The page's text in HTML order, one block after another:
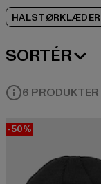
SORTÉR
MEST
6 PRODUKTER
-50%